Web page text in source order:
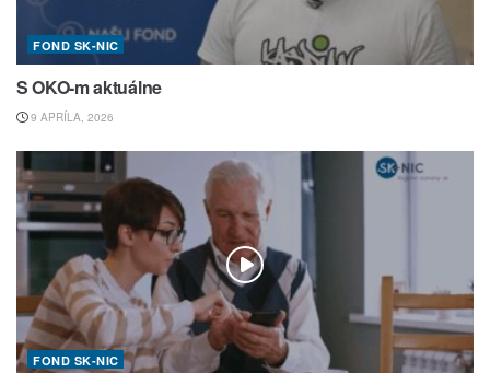
FOND SK-NIC
S OKO-m aktuálne
9 APRÍLA, 2026
FOND SK-NIC